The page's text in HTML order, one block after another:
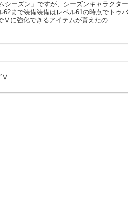
シーズン」ですが、シーズンキャラクタ
62まで装備装備はレベル61の時点でトゥ
Ⅴに強化できるアイテムが貰えたの...
Ⅴ